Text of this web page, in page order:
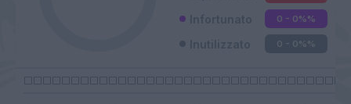
0 - 0%%
0 - 0%%